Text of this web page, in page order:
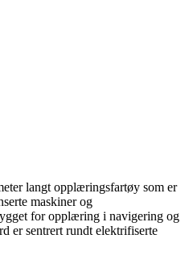
langt opplæringsfartøy som er
maskiner og
for opplæring i navigering og
er sentrert rundt elektrifiserte